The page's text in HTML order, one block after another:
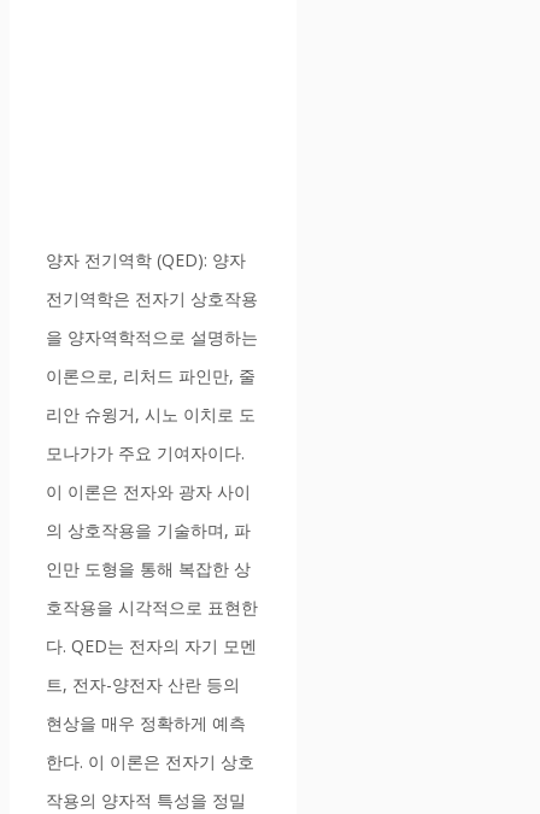
양자 전기역학 (QED): 양자
전기역학은 전자기 상호작용
을 양자역학적으로 설명하는
이론으로, 리처드 파인만, 줄
리안 슈윙거, 시노 이치로 도
모나가가 주요 기여자이다.
이 이론은 전자와 광자 사이
의 상호작용을 기술하며, 파
인만 도형을 통해 복잡한 상
호작용을 시각적으로 표현한
다. QED는 전자의 자기 모멘
트, 전자-양전자 산란 등의
현상을 매우 정확하게 예측
한다. 이 이론은 전자기 상호
작용의 양자적 특성을 정밀